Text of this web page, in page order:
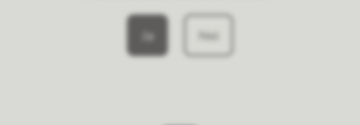
Ja Nei